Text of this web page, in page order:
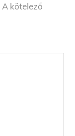
A kötelező